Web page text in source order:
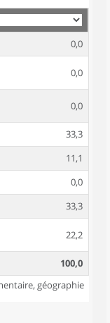
0,0
0,0
0,0
33,3
11,1
0,0
33,3
22,2
100,0
géographie